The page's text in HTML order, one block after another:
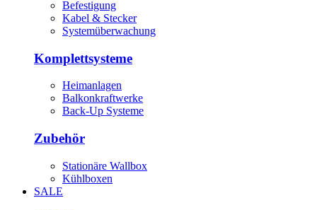
Befestigung
Kabel & Stecker
Systemüberwachung
Komplettsysteme
Heimanlagen
Balkonkraftwerke
Back-Up Systeme
Zubehör
Stationäre Wallbox
Kühlboxen
SALE